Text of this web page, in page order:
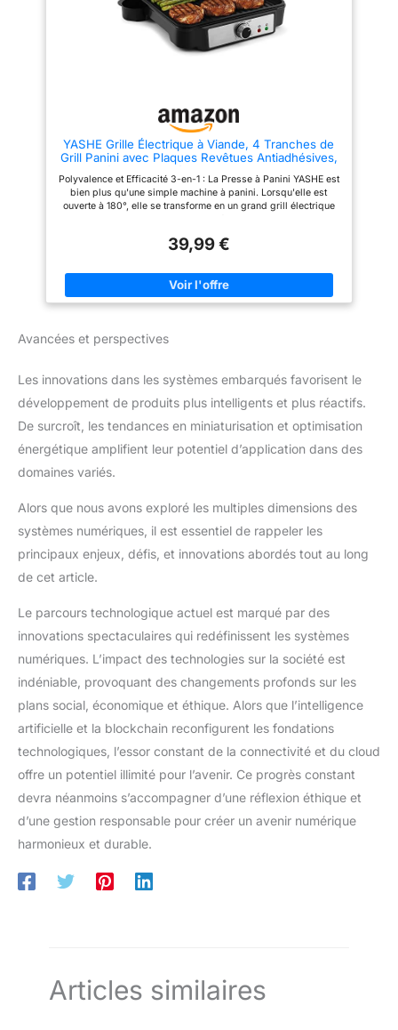
poussière empêche la
poussière d'entrer dans les
fentes entre les utilisations
quotidienne comme alternative
pratique au blender ou au robot
de cuisine classique Contrôle à
2 Vitesses : Choisissez entre
ingrédients plus durs comme la
hachoir s’adapte facilement à
toutes vos préparations
Vaisselle : Toutes les pièces
amovibles, y compris le bol et
les lames, passent au lave-
facile à nettoyer et à entretenir
YASHE Grille Électrique à Viande, 4 Tranches de
Grill Panini avec Plaques Revêtues Antiadhésives,
Ouverture à 180 Degrés, Plateau d'égouttage
amovible, 1800W
Polyvalence et Efficacité 3-en-1 : La Presse à Panini YASHE est
bien plus qu'une simple machine à panini. Lorsqu'elle est
ouverte à 180°, elle se transforme en un grand grill électrique
chauffage double face uniforme, elle garantit des résultats
intérieur Facilité d'Utilisation : Le contrôle thermostatique vous
permet d'ajuster la température du grill entre 210℃ et 250℃,
pour répondre à différentes exigences de cuisson. Le voyant
lorsque le grill est branché, et le voyant vert s'éteint une fois
Nettoyage Facile : Dotée d'un égouttoir à graisse et d'un bac
drainage entre les plaques qui guide l'excès de graisse dans
le bac, garantissant une cuisson plus saine et un nettoyage
plus facile. Les plaques antiadhésives en aluminium de qualité
alimentaire permettent une libération rapide des aliments et un
nettoyage sans effort avec un chiffon humide une fois refroidi
Stockage Sûr et Compact : Avec ses dimensions compactes de
faisant l'option idéale pour les petites cuisines, les dortoirs et
les bureaux. La poignée froide au toucher et les pieds
antidérapants assurent une utilisation en toute sécurité. Le
design vertical du cordon de rangement ajoute à sa
et Guide d'Utilisation : Veuillez lire attentivement le manuel
émette une légère fumée ou une odeur particulière lors des
premières utilisations. Nous nous engageons à fournir un
excellent service client et sommes là pour répondre à toutes
vos questions ou préoccupations
39,99 €
Avancées et perspectives
Les innovations dans les systèmes embarqués favorisent le
développement de produits plus intelligents et plus réactifs.
De surcroît, les tendances en miniaturisation et optimisation
énergétique amplifient leur potentiel d’application dans des
domaines variés.
Alors que nous avons exploré les multiples dimensions des
systèmes numériques, il est essentiel de rappeler les
principaux enjeux, défis, et innovations abordés tout au long
de cet article.
Le parcours technologique actuel est marqué par des
innovations spectaculaires qui redéfinissent les systèmes
numériques. L’impact des technologies sur la société est
indéniable, provoquant des changements profonds sur les
plans social, économique et éthique. Alors que l’intelligence
artificielle et la blockchain reconfigurent les fondations
technologiques, l’essor constant de la connectivité et du cloud
offre un potentiel illimité pour l’avenir. Ce progrès constant
devra néanmoins s’accompagner d’une réflexion éthique et
d’une gestion responsable pour créer un avenir numérique
harmonieux et durable.
Articles similaires